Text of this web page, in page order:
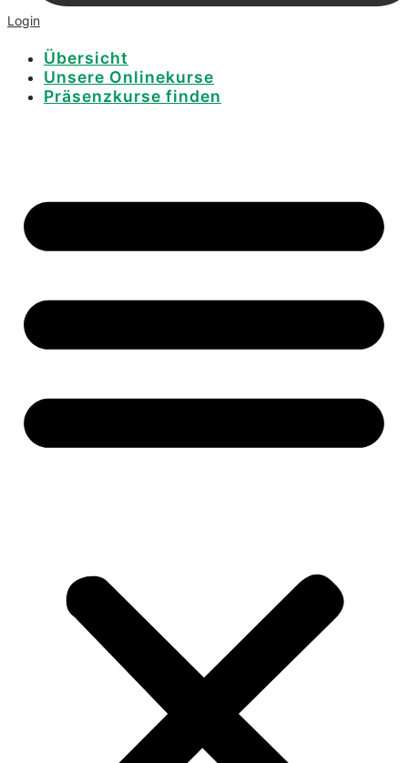
Login
Übersicht
Unsere Onlinekurse
Präsenzkurse finden